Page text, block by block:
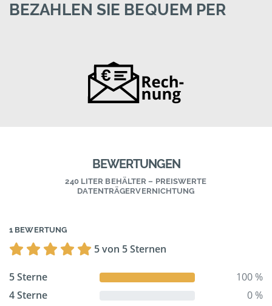
BEZAHLEN SIE BEQUEM PER
BEWERTUNGEN
240 LITER BEHÄLTER – PREISWERTE
DATENTRÄGERVERNICHTUNG
1 BEWERTUNG
5 von 5 Sternen
5 Sterne
100 %
4 Sterne
0 %